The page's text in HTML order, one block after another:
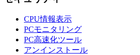
CPU情報表示
PCモニタリング
PC高速化ツール
アンインストール